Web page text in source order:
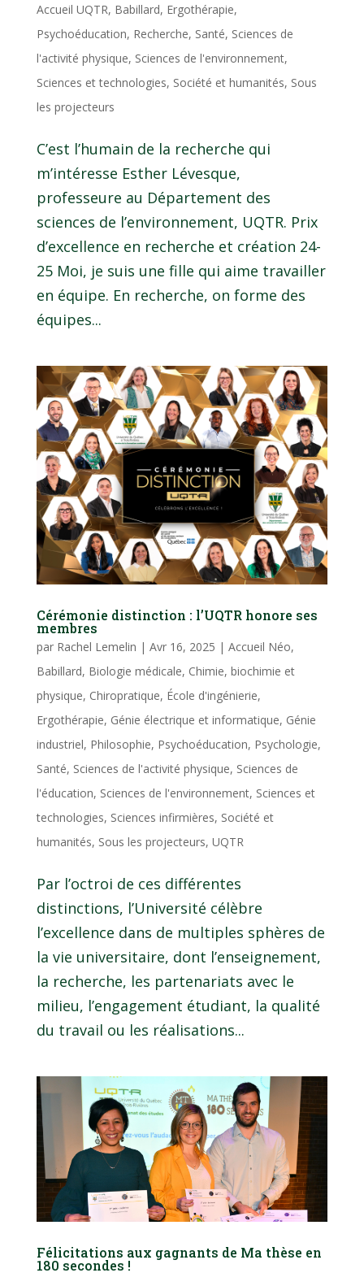
Accueil UQTR, Babillard, Ergothérapie,
Psychoéducation, Recherche, Santé, Sciences de
l'activité physique, Sciences de l'environnement,
Sciences et technologies, Société et humanités, Sous
les projecteurs
C’est l’humain de la recherche qui
m’intéresse Esther Lévesque,
professeure au Département des
sciences de l’environnement, UQTR. Prix
d’excellence en recherche et création 24-
25 Moi, je suis une fille qui aime travailler
en équipe. En recherche, on forme des
équipes...
Cérémonie distinction : l’UQTR honore ses
membres
par Rachel Lemelin | Avr 16, 2025 | Accueil Néo,
Babillard, Biologie médicale, Chimie, biochimie et
physique, Chiropratique, École d'ingénierie,
Ergothérapie, Génie électrique et informatique, Génie
industriel, Philosophie, Psychoéducation, Psychologie,
Santé, Sciences de l'activité physique, Sciences de
l'éducation, Sciences de l'environnement, Sciences et
technologies, Sciences infirmières, Société et
humanités, Sous les projecteurs, UQTR
Par l’octroi de ces différentes
distinctions, l’Université célèbre
l’excellence dans de multiples sphères de
la vie universitaire, dont l’enseignement,
la recherche, les partenariats avec le
milieu, l’engagement étudiant, la qualité
du travail ou les réalisations...
Félicitations aux gagnants de Ma thèse en
180 secondes !